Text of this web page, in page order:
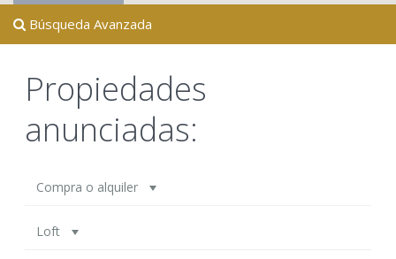
Búsqueda Avanzada
Propiedades
anunciadas:
Compra o alquiler
Loft